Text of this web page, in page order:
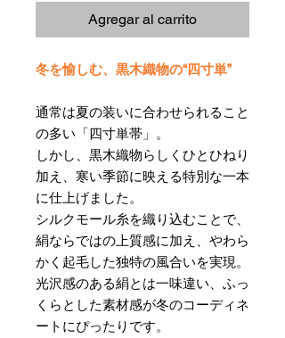
Agregar al carrito
冬を愉しむ、黒木織物の“四寸単”
通常は夏の装いに合わせられること
の多い「四寸単帯」。
しかし、黒木織物らしくひとひねり
加え、寒い季節に映える特別な一本
に仕上げました。
シルクモール糸を織り込むことで、
絹ならではの上質感に加え、やわら
かく起毛した独特の風合いを実現。
光沢感のある絹とは一味違い、ふっ
くらとした素材感が冬のコーディネ
ートにぴったりです。